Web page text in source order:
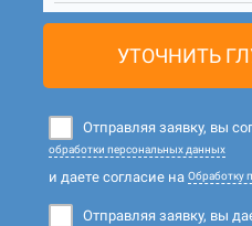
УТОЧНИТЬ
Отправляя заявку, вы
обработки персональных данных
и даете согласие на Обработку
Отправляя заявку, вы